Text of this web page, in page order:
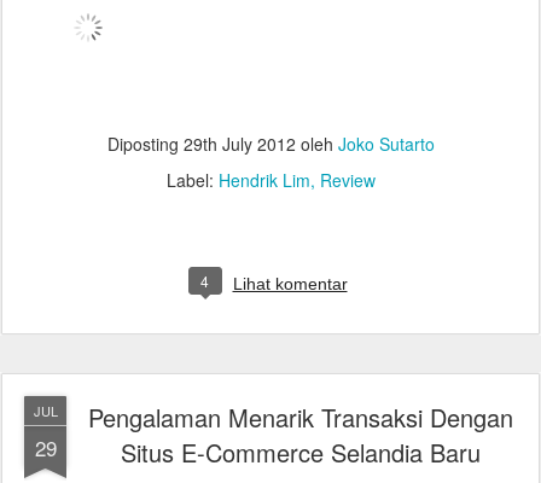
Diposting 29th July 2012 oleh Joko Sutarto
Label: Hendrik Lim Review
4 Lihat komentar
JUL
29
Pengalaman Menarik Transaksi Dengan
Situs E-Commerce Selandia Baru